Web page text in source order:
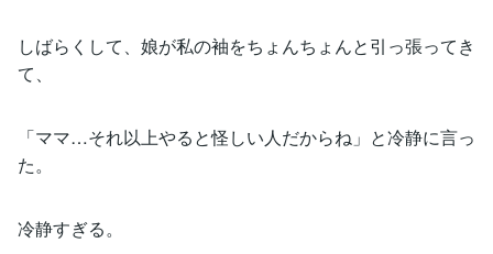
しばらくして、娘が私の袖をちょんちょんと引っ張ってき
て、
「ママ…それ以上やると怪しい人だからね」と冷静に言っ
た。
冷静すぎる。